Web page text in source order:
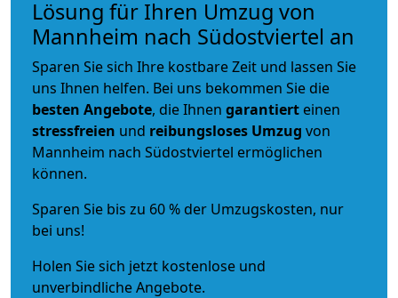
Lösung für Ihren Umzug von
Mannheim nach Südostviertel an
Sparen Sie sich Ihre kostbare Zeit und lassen Sie
uns Ihnen helfen. Bei uns bekommen Sie die
besten Angebote, die Ihnen garantiert einen
stressfreien und reibungsloses Umzug von
Mannheim nach Südostviertel ermöglichen
können.
Sparen Sie bis zu 60 % der Umzugskosten, nur
bei uns!
Holen Sie sich jetzt kostenlose und
unverbindliche Angebote.